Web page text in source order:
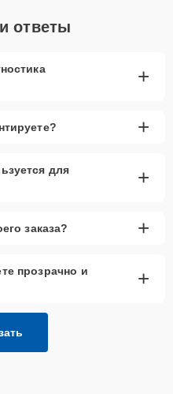
ответы
+
+
для
+
заказа? +
прозрачно и
+